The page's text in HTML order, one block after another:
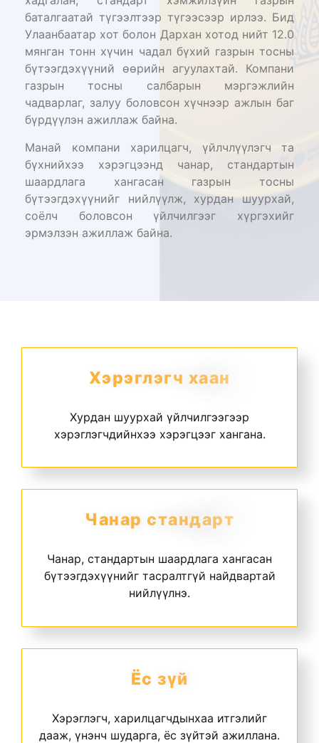
баталгаатай түгээлтээр түгээсээр ирлээ. Бид
Улаанбаатар хот болон Дархан хотод нийт 12.0
мянган тонн хүчин чадал бүхий газрын тосны
бүтээгдэхүүний өөрийн агуулахтай. Компани
газрын тосны салбарын мэргэжлийн
чадварлаг, залуу боловсон хүчнээр ажлын баг
бүрдүүлэн ажиллаж байна.
Манай компани харилцагч, үйлчлүүлэгч та
бүхнийхээ хэрэгцээнд чанар, стандартын
шаардлага хангасан газрын тосны
бүтээгдэхүүнийг нийлүүлж, хурдан шуурхай,
соёлч боловсон үйлчилгээг хүргэхийг
эрмэлзэн ажиллаж байна.
Хэрэглэгч хаан
Хурдан шуурхай үйлчилгээгээр
хэрэглэгчдийнхээ хэрэгцээг хангана.
Чанар стандарт
Чанар, стандартын шаардлага хангасан
бүтээгдэхүүнийг тасралтгүй найдвартай
нийлүүлнэ.
Ёс зүй
Хэрэглэгч, харилцагчдынхаа итгэлийг
дааж, үнэнч шударга, ёс зүйтэй ажиллана.